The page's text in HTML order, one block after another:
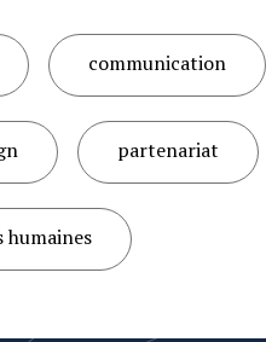
communication
partenariat
humaines